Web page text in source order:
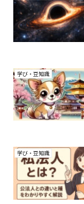
学び・豆知識
学び・豆知識